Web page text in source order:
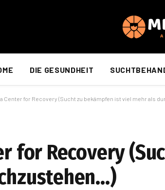
DIE GESUNDHEIT
Center for Recovery (Sucht zu bekämpfen ist viel mehr als
for Recovery